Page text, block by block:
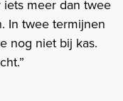
meer dan twee
In twee termijnen
nog niet bij kas.